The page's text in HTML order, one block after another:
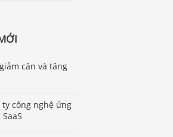
cân và tăng
ty công nghệ ứng